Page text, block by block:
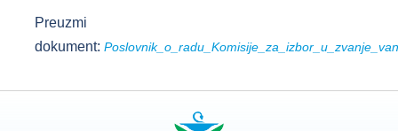
Preuzmi
dokument: